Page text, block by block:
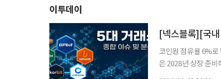
이투데이
코인원 점유율 6%
은 2028년 상장 준비